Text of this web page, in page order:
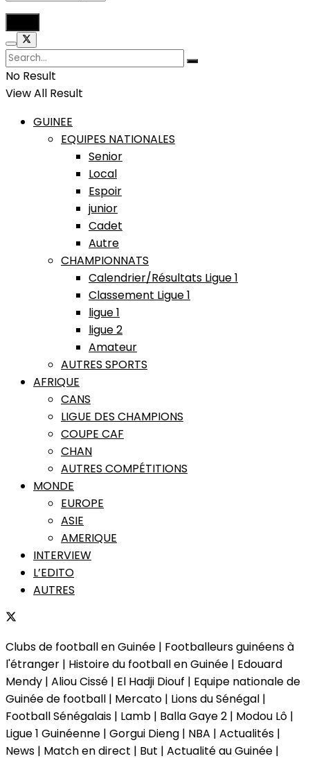
No Result
View All Result
GUINEE
EQUIPES NATIONALES
Senior
Local
Espoir
junior
Cadet
Autre
CHAMPIONNATS
Calendrier/Résultats Ligue 1
Classement Ligue 1
ligue 1
ligue 2
Amateur
AUTRES SPORTS
AFRIQUE
CANS
LIGUE DES CHAMPIONS
COUPE CAF
CHAN
AUTRES COMPÉTITIONS
MONDE
EUROPE
ASIE
AMERIQUE
INTERVIEW
L’EDITO
AUTRES
Clubs de football en Guinée | Footballeurs guinéens à
l'étranger | Histoire du football en Guinée | Edouard
Mendy | Aliou Cissé | El Hadji Diouf | Equipe nationale de
Guinée de football | Mercato | Lions du Sénégal |
Football Sénégalais | Lamb | Balla Gaye 2 | Modou Lô |
Ligue 1 Guinéenne | Gorgui Dieng | NBA | Actualités |
News | Match en direct | But | Actualité au Guinée |